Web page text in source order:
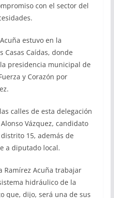
con el sector del
estuvo en la
Casas Caídas, donde
presidencia municipal de
y Corazón por
calles de esta delegación
Vázquez, candidato
15, además de
a diputado local.
Ramírez Acuña trabajar
hidráulico de la
que, dijo, será una de sus